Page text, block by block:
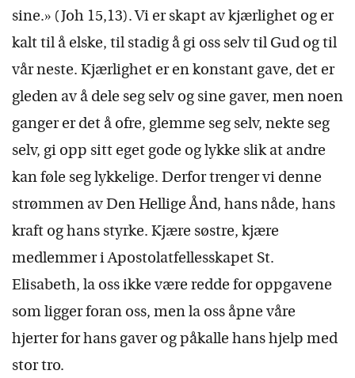
sine.» (Joh 15,13). Vi er skapt av kjærlighet og er
kalt til å elske, til stadig å gi oss selv til Gud og til
vår neste. Kjærlighet er en konstant gave, det er
gleden av å dele seg selv og sine gaver, men noen
ganger er det å ofre, glemme seg selv, nekte seg
selv, gi opp sitt eget gode og lykke slik at andre
kan føle seg lykkelige. Derfor trenger vi denne
strømmen av Den Hellige Ånd, hans nåde, hans
kraft og hans styrke. Kjære søstre, kjære
medlemmer i Apostolatfellesskapet St.
Elisabeth, la oss ikke være redde for oppgavene
som ligger foran oss, men la oss åpne våre
hjerter for hans gaver og påkalle hans hjelp med
stor tro.